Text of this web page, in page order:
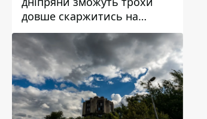
довше скаржитись на
заплановані тарифи на воду
на 2027 рік